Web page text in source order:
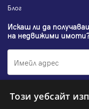
Блог
Искаш ли да
на недвижими
Абонирам се
Този уебсайт